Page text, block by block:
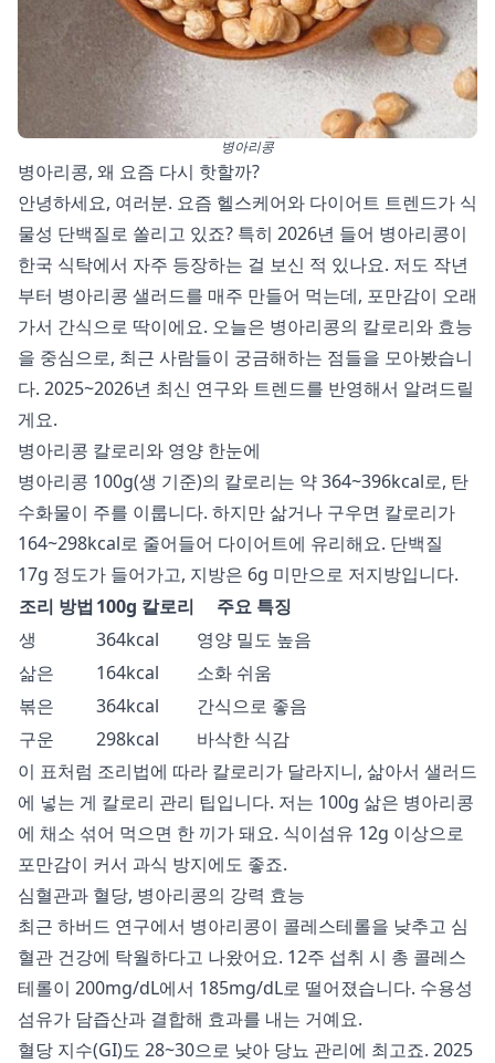
병아리콩
병아리콩, 왜 요즘 다시 핫할까?
안녕하세요, 여러분. 요즘 헬스케어와 다이어트 트렌드가 식
물성 단백질로 쏠리고 있죠? 특히 2026년 들어 병아리콩이
한국 식탁에서 자주 등장하는 걸 보신 적 있나요. 저도 작년
부터 병아리콩 샐러드를 매주 만들어 먹는데, 포만감이 오래
가서 간식으로 딱이에요. 오늘은 병아리콩의 칼로리와 효능
을 중심으로, 최근 사람들이 궁금해하는 점들을 모아봤습니
다. 2025~2026년 최신 연구와 트렌드를 반영해서 알려드릴
게요.
병아리콩 칼로리와 영양 한눈에
병아리콩 100g(생 기준)의 칼로리는 약 364~396kcal로, 탄
수화물이 주를 이룹니다. 하지만 삶거나 구우면 칼로리가
164~298kcal로 줄어들어 다이어트에 유리해요. 단백질
17g 정도가 들어가고, 지방은 6g 미만으로 저지방입니다.
조리 방법100g 칼로리
주요 특징
생
364kcal
영양 밀도 높음
삶은
164kcal
소화 쉬움
볶은
364kcal
간식으로 좋음
구운
298kcal
바삭한 식감
이 표처럼 조리법에 따라 칼로리가 달라지니, 삶아서 샐러드
에 넣는 게 칼로리 관리 팁입니다. 저는 100g 삶은 병아리콩
에 채소 섞어 먹으면 한 끼가 돼요. 식이섬유 12g 이상으로
포만감이 커서 과식 방지에도 좋죠.
심혈관과 혈당, 병아리콩의 강력 효능
최근 하버드 연구에서 병아리콩이 콜레스테롤을 낮추고 심
혈관 건강에 탁월하다고 나왔어요. 12주 섭취 시 총 콜레스
테롤이 200mg/dL에서 185mg/dL로 떨어졌습니다. 수용성
섬유가 담즙산과 결합해 효과를 내는 거예요.
혈당 지수(GI)도 28~30으로 낮아 당뇨 관리에 최고죠. 2025